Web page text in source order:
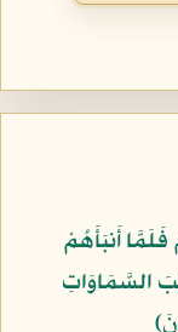
فَلَمَّا أَنبَأَهُمْ
السَّمَاوَاتِ